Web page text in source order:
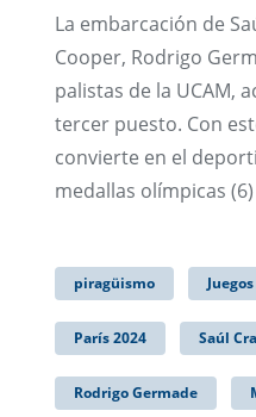
La embarcación de
Cooper, Rodrigo
palistas de la UCAM,
tercer puesto. Con
convierte en el
medallas olímpicas (6)
piragüismo
París 2024 Saúl
Rodrigo Germade